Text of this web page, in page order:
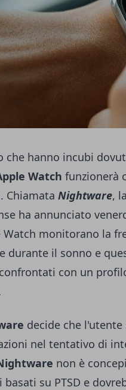
che hanno incubi
Watch funzionerà
Chiamata Nightware,
ha annunciato
Watch monitorano la
durante il sonno e
con un
decide che
nel tentativo di
non è
basati su PTSD e